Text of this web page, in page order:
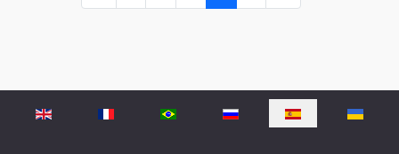
Seleccione su idioma